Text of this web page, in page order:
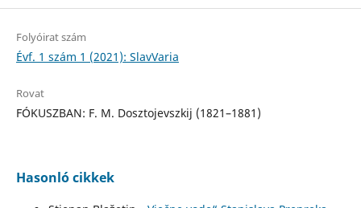
Folyóirat szám
Évf. 1 szám 1 (2021): SlavVaria
Rovat
FÓKUSZBAN: F. M. Dosztojevszkij (1821–1881)
Hasonló cikkek